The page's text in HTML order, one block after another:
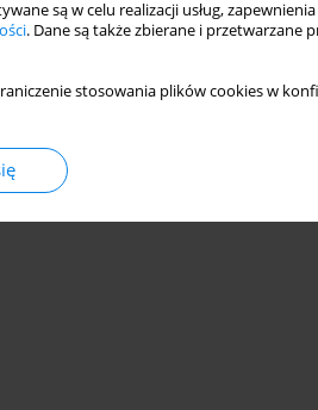
są w celu realizacji usług,
. Dane są także zbierane i przetwarzane
stosowania plików cookies w